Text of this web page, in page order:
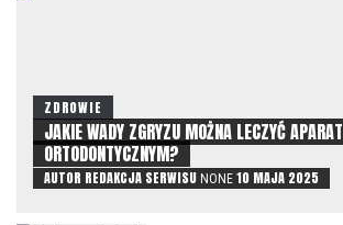
ZDROWIE
JAKIE WADY ZGRYZU MOŻNA LECZYĆ
ORTODONTYCZNYM?
AUTOR REDAKCJA SERWISU NONE 10 MAJA 2025